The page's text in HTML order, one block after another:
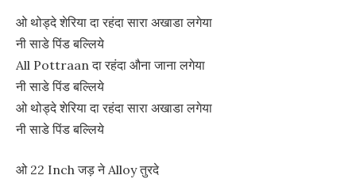
ओ थोड्दे शेरिया दा रहंदा सारा अखाडा लगेया
नी साडे पिंड बल्लिये
All Pottraan दा रहंदा औना जाना लगेया
नी साडे पिंड बल्लिये
ओ थोड्दे शेरिया दा रहंदा सारा अखाडा लगेया
नी साडे पिंड बल्लिये
ओ 22 Inch जड़ ने Alloy तुरदे